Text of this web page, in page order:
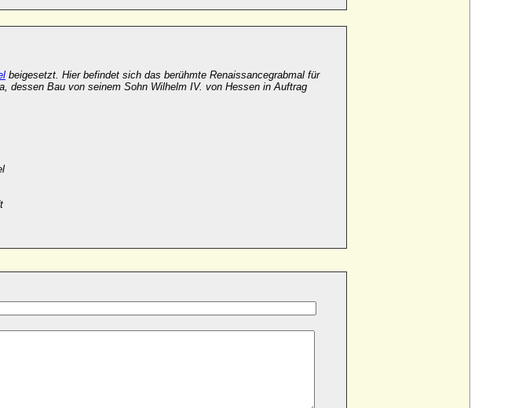
beigesetzt. Hier befindet sich das berühmte Renaissancegrabmal für
dessen Bau von seinem Sohn Wilhelm IV. von Hessen in Auftrag